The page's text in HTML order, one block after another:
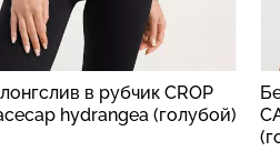
в рубчик CROP
hydrangea (голубой)